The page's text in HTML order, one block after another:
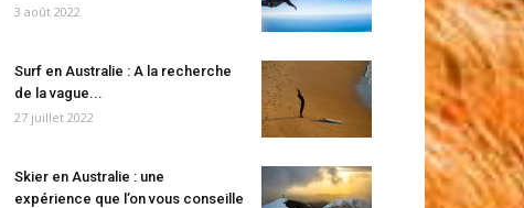
3 août 2022
Surf en Australie : A la recherche
de la vague...
27 juillet 2022
Skier en Australie : une
expérience que l’on vous conseille